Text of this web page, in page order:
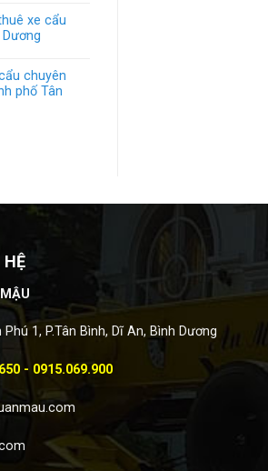
xe cẩu
chuyên
phố Tân
HỆ
1, P.Tân Bình, Dĩ An, Bình Dương
- 0915.069.900